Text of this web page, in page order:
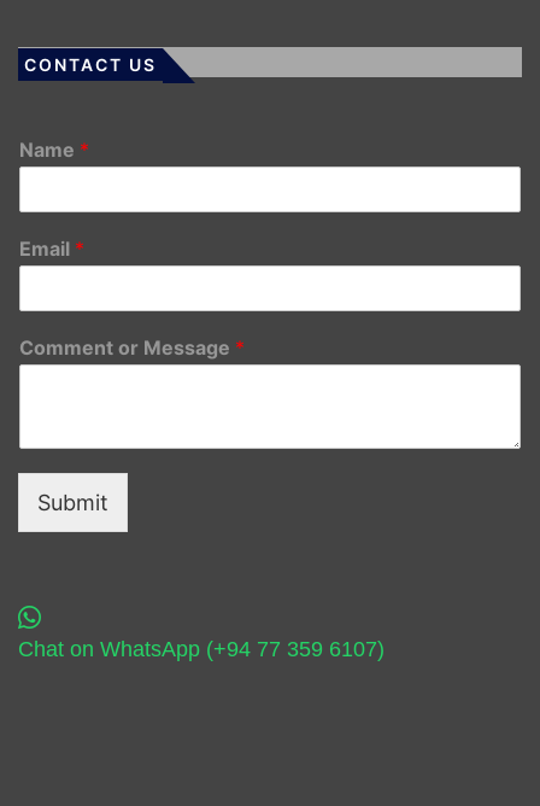
CONTACT US
Name *
Email *
Comment or Message *
Submit
Chat on WhatsApp (+94 77 359 6107)